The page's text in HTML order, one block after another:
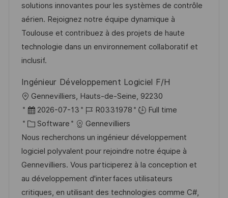
i
o
n
e
d
D
a
t
d
e
g
o
r
y
solutions innovantes pour les systèmes de contrôle
aérien. Rejoignez notre équipe dynamique à
Toulouse et contribuez à des projets de haute
technologie dans un environnement collaboratif et
inclusif.
Ingénieur Développement Logiciel F/H
L
o
c
a
t
i
o
n
Gennevilliers, Hauts-de-Seine, 92230
P
o
s
t
e
d
D
2026-07-13
J
o
b
I
d
R0331978
Full time
C
a
t
e
g
o
Software
Gennevilliers
Nous recherchons un ingénieur développement
logiciel polyvalent pour rejoindre notre équipe à
Gennevilliers. Vous participerez à la conception et
au développement d'interfaces utilisateurs
critiques, en utilisant des technologies comme C#,